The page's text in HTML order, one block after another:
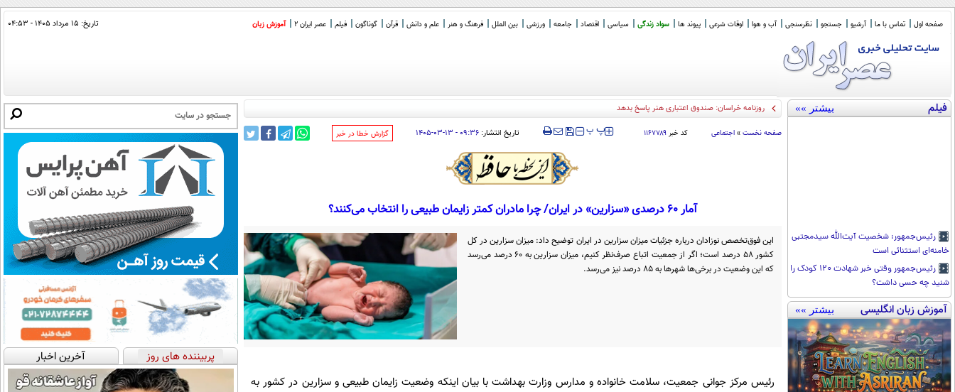
صفحه اول تماس با ما آرشیو جستجو نظرسنجی آب و هوا اوقات شرعی پیوند ها سواد زندگی سیاسی اقتصاد جامعه ورزشی بین الملل فرهنگ و هنر علم و دانش قرآن گوناگون فیلم عصر ایران 2 آموزش زبان تاریخ: ۱۵ مرداد ۱۴۰۵ - ۰۴:۵۳
فیلم بیشتر »»
رئیس‌جمهور: شخصیت آیت‌الله سیدمجتبی
خامنه‌ای استثنائی است
رئیس‌جمهور وقتی خبر شهادت ۱۲۰ کودک را
شنید چه حسی داشت؟
آموزش زبان انگلیسی بیشتر »»
روزنامه خراسان: صندوق اعتباری هنر پاسخ بدهد
صفحه نخست » اجتماعی کد خبر۱۱۶۷۷۸۹ ‍‍‍ پپ تاریخ انتشار: ۰۹:۳۶ - ۱۳-۰۳-۱۴۰۵ ‌گزارش خطا در خبر
آمار ۶۰ درصدی «سزارین» در ایران/ چرا مادران کمتر زایمان طبیعی را انتخاب می‌کنند؟
این فوق‌تخصص نوزادان درباره جزئیات میزان سزارین در ایران توضیح داد: میزان سزارین در کل
کشور ۵۸ درصد است؛ اگر از جمعیت اتباع صرف‌نظر کنیم، میزان سزارین به ۶۰ درصد می‌رسد
که این وضعیت در برخی‌ها شهرها به ۸۵ درصد نیز می‌رسد.
رئیس مرکز جوانی جمعیت، سلامت خانواده و مدارس وزارت بهداشت با بیان اینکه وضعیت زایمان طبیعی و سزارین در کشور به
پربیننده های روز آخرین اخبار